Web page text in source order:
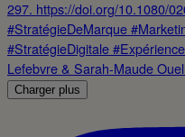
Charger plus